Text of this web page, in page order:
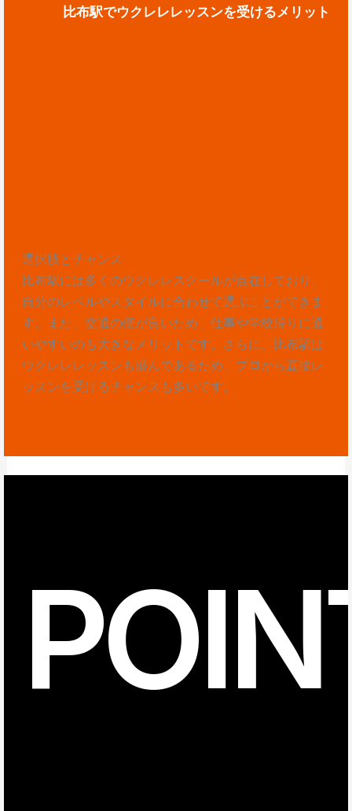
比布駅でウクレレレッスンを受けるメリット
選択肢とチャンス
比布駅には多くのウクレレスクールが点在しており、
自分のレベルやスタイルに合わせて選ぶことができま
す。また、交通の便が良いため、仕事や学校帰りに通
いやすいのも大きなメリットです。さらに、比布駅は
ウクレレレッスンも盛んであるため、プロから直接レ
ッスンを受けるチャンスも多いです。